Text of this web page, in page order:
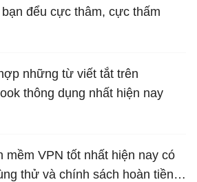
đểu cực thâm, cực thấm
những từ viết tắt trên
thông dụng nhất hiện nay
mềm VPN tốt nhất hiện nay có
thử và chính sách hoàn tiền